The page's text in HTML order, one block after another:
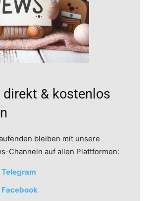
& kostenlos
bleiben mit unsere
Channeln auf allen Plattformen: